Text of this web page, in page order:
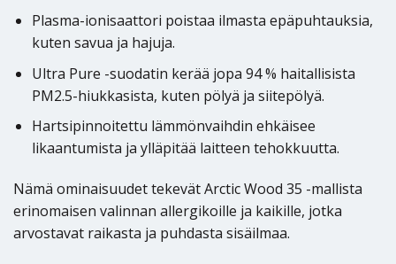
Plasma-ionisaattori poistaa ilmasta epäpuhtauksia,
kuten savua ja hajuja.
Ultra Pure -suodatin kerää jopa 94 % haitallisista
PM2.5-hiukkasista, kuten pölyä ja siitepölyä.
Hartsipinnoitettu lämmönvaihdin ehkäisee
likaantumista ja ylläpitää laitteen tehokkuutta.
Nämä ominaisuudet tekevät Arctic Wood 35 -mallista
erinomaisen valinnan allergikoille ja kaikille, jotka
arvostavat raikasta ja puhdasta sisäilmaa.